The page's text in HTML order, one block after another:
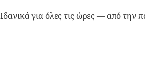
Ιδανικά για όλες τις ώρες — από την